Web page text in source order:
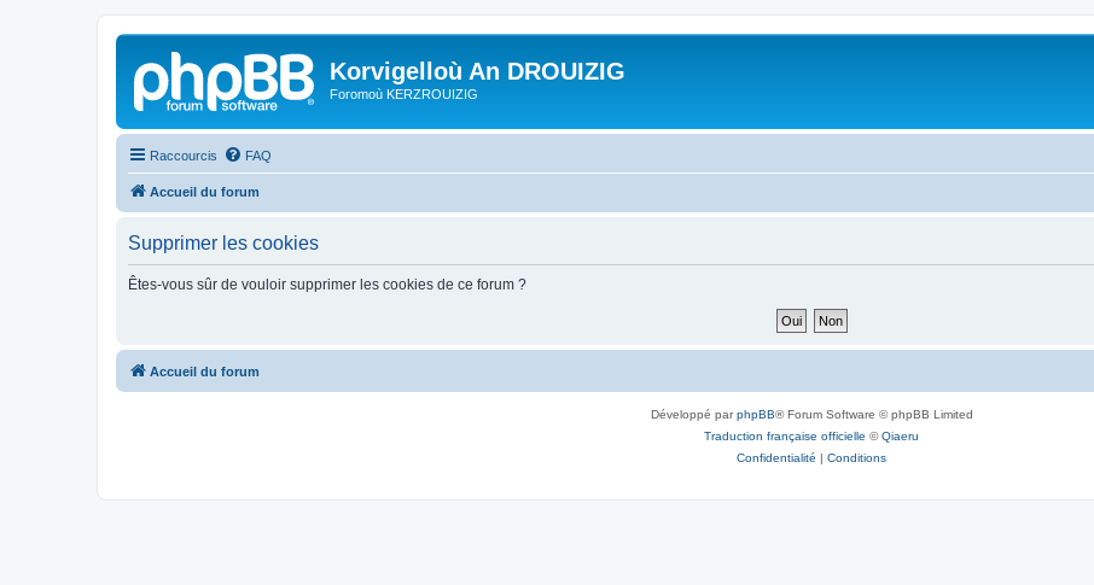
Korvigelloù An DROUIZIG
Foromoù KERZROUIZIG
Raccourcis FAQ
Accueil du forum
Supprimer les cookies
Êtes-vous sûr de vouloir supprimer les cookies de ce forum ?
Accueil du forum
Développé parphpBB® Forum Software © phpBB Limited
Traduction française officielle ©Qiaeru
Confidentialité | Conditions